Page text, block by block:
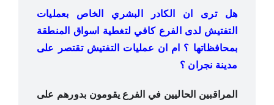
هل ترى ان الكادر البشري الخاص بعمليات
التفتيش لدى الفرع كافي لتغطية اسواق المنطقة
بمحافظاتها ؟ ام ان عمليات التفتيش تقتصر على
مدينة نجران ؟
المراقبين الحاليين في الفرع يقومون بدورهم على